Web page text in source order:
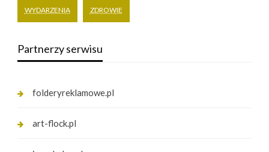
WYDARZENIA ZDROWIE
Partnerzy serwisu
folderyreklamowe.pl
art-flock.pl